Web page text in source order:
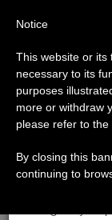
Aviso
Del 27 de
anual,
se generan
Notice
This website or its
necessary to its
purposes
more or withdraw
please refer to the
By closing this
continuing to